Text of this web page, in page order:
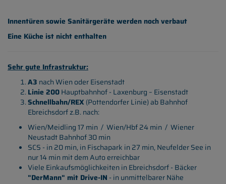
Innentüren sowie Sanitärgeräte werden noch verbaut
Eine Küche ist nicht enthalten
Sehr gute Infrastruktur:
A3 nach Wien oder Eisenstadt
Linie 200Hauptbahnhof - Laxenburg – Eisenstadt
Schnellbahn/REX (Pottendorfer Linie) ab Bahnhof
Ebreichsdorf z.B. nach:
Wien/Meidling 17 min / Wien/Hbf 24 min / Wiener
Neustadt Bahnhof 30 min
SCS - in 20 min, in Fischapark in 27 min, Neufelder See in
nur 14 min mit dem Auto erreichbar
Viele Einkaufsmöglichkeiten in Ebreichsdorf - Bäcker
"DerMann" mit Drive-IN - in unmittelbarer Nähe